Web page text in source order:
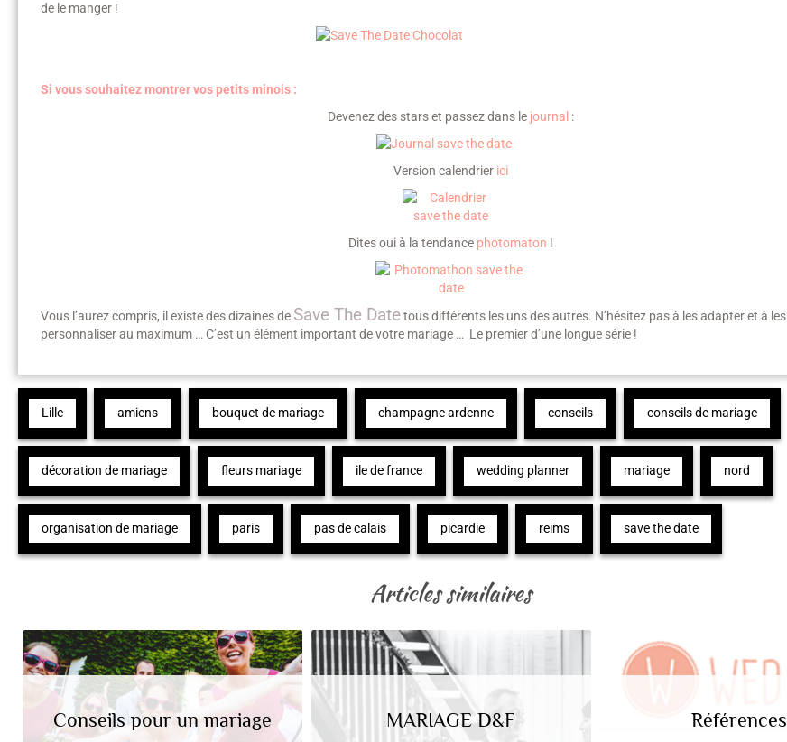
de le manger !
Si vous souhaitez montrer vos petits minois :
Devenez des stars et passez dans le journal :
Version calendrier ici
Dites oui à la tendance photomaton !
Vous l’aurez compris, il existe des dizaines de Save The Datetous différents les uns des autres. N’hésitez pas à les adapter et à les
personnaliser au maximum … C’est un élément important de votre mariage … Le premier d’une longue série !
Lille amiens bouquet de mariage champagne ardenne conseils conseils de mariage
décoration de mariage fleurs mariage ile de france wedding planner mariage nord
organisation de mariage paris pas de calais picardie reims save the date
Articles similaires
Conseils pour un mariage MARIAGE D&F Références